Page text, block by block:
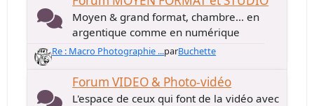
Moyen & grand format, chambre... en
argentique comme en numérique
Re : Macro Photographie ...parBuchette
Forum VIDEO & Photo-vidéo
L'espace de ceux qui font de la vidéo avec